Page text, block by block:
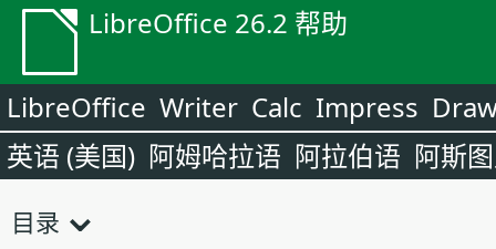
LibreOffice 26.2 帮助
LibreOffice Writer Calc Impress
英语 (美国) 阿姆哈拉语 阿拉伯语 阿斯
目录